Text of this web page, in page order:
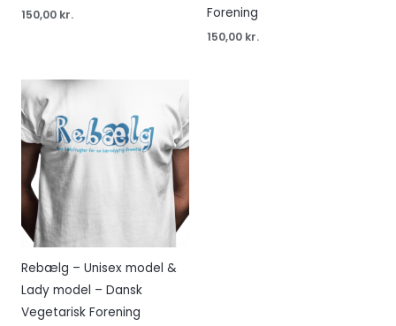
150,00 kr.
Forening
150,00 kr.
Rebælg – Unisex model &
Lady model – Dansk
Vegetarisk Forening